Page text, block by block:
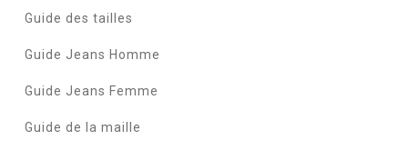
Guide des tailles
Guide Jeans Homme
Guide Jeans Femme
Guide de la maille